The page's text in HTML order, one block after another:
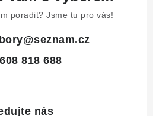
poradit? Jsme tu pro vás!
@seznam.cz
608 818 688